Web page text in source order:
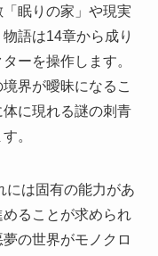
眠りの家」や現実
語は14章から成り
ーを操作します。
界が曖昧になるこ
に現れる謎の刺青
。
は固有の能力があ
ることが求められ
の世界がモノクロ